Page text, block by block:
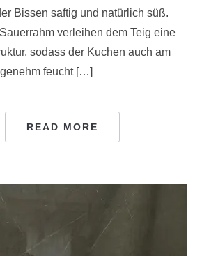
Bissen saftig und natürlich süß.
verleihen dem Teig eine
sodass der Kuchen auch am
feucht […]
READ MORE